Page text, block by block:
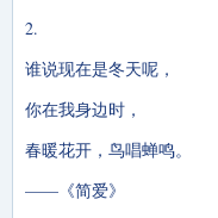
2.
谁说现在是冬天呢，
你在我身边时，
春暖花开，鸟唱蝉鸣。
——《简爱》